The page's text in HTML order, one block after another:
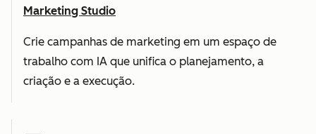
Marketing Studio
Crie campanhas de marketing em um espaço de
trabalho com IA que unifica o planejamento, a
criação e a execução.